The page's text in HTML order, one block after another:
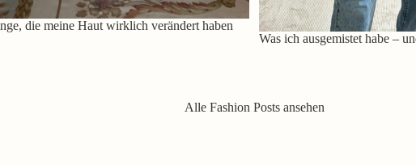
die meine Haut wirklich verändert haben
Was ich ausgemistet habe –
Alle Fashion Posts ansehen